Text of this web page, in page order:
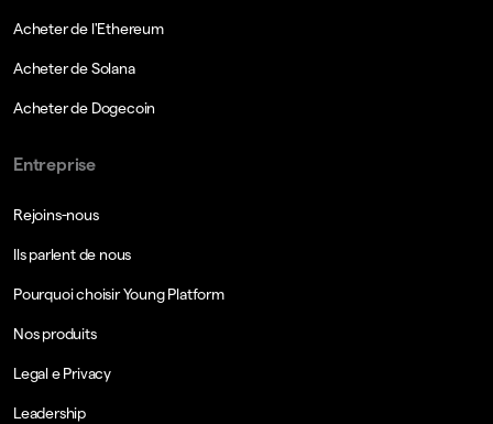
Acheter de l'Ethereum
Acheter de Solana
Acheter de Dogecoin
Entreprise
Rejoins-nous
Ils parlent de nous
Pourquoi choisir Young Platform
Nos produits
Legal e Privacy
Leadership